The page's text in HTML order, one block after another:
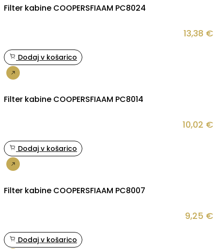
Filter kabine COOPERSFIAAM PC8024
13,38 €
Dodaj v košarico
Filter kabine COOPERSFIAAM PC8014
10,02 €
Dodaj v košarico
Filter kabine COOPERSFIAAM PC8007
9,25 €
Dodaj v košarico